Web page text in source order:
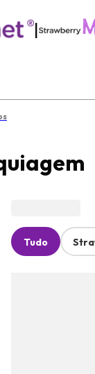
|
Tudo